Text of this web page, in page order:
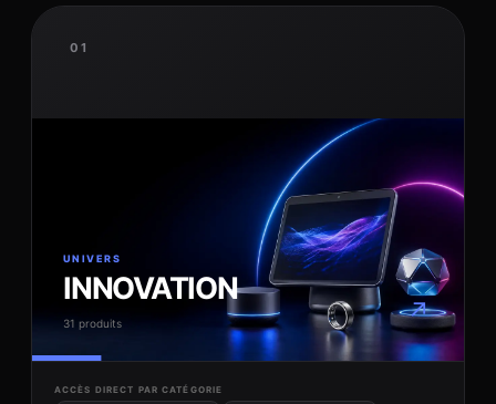
01
UNIVERS
INNOVATION
31 produits ↗
ACCÈS DIRECT PAR CATÉGORIE